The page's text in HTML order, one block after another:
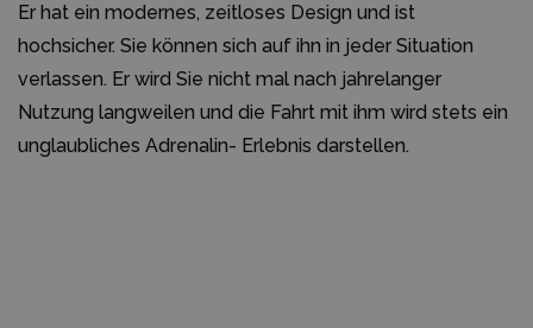
Er hat ein modernes, zeitloses Design und ist
hochsicher. Sie können sich auf ihn in jeder Situation
verlassen. Er wird Sie nicht mal nach jahrelanger
Nutzung langweilen und die Fahrt mit ihm wird stets ein
unglaubliches Adrenalin- Erlebnis darstellen.